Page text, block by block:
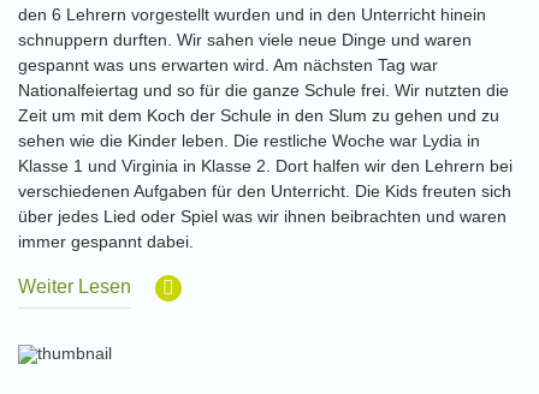
den 6 Lehrern vorgestellt wurden und in den Unterricht hinein
schnuppern durften. Wir sahen viele neue Dinge und waren
gespannt was uns erwarten wird. Am nächsten Tag war
Nationalfeiertag und so für die ganze Schule frei. Wir nutzten die
Zeit um mit dem Koch der Schule in den Slum zu gehen und zu
sehen wie die Kinder leben. Die restliche Woche war Lydia in
Klasse 1 und Virginia in Klasse 2. Dort halfen wir den Lehrern bei
verschiedenen Aufgaben für den Unterricht. Die Kids freuten sich
über jedes Lied oder Spiel was wir ihnen beibrachten und waren
immer gespannt dabei.
Weiter Lesen